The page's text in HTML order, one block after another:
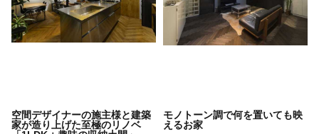
空間デザイナーの施主様と建築
家が造り上げた至極のリノベ
モノトーン調で何を置いても映
えるお家